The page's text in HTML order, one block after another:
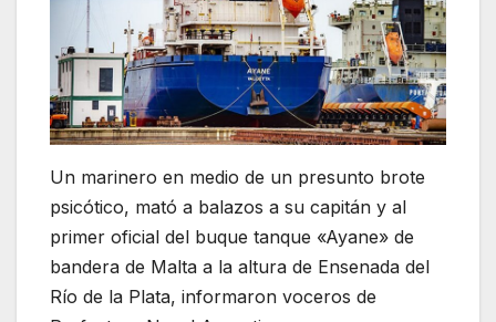
Un marinero en medio de un presunto brote
psicótico, mató a balazos a su capitán y al
primer oficial del buque tanque «Ayane» de
bandera de Malta a la altura de Ensenada del
Río de la Plata, informaron voceros de